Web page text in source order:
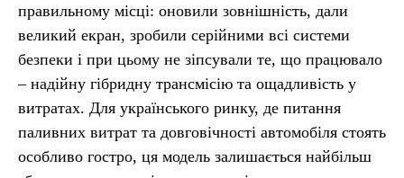
правильному місці: оновили зовнішність, дали
великий екран, зробили серійними всі системи
безпеки і при цьому не зіпсували те, що працювало
– надійну гібридну трансмісію та ощадливість у
витратах. Для українського ринку, де питання
паливних витрат та довговічності автомобіля стоять
особливо гостро, ця модель залишається найбільш